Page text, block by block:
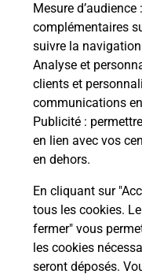
Mesure d’audience
complémentaires
suivre la
Analyse et
clients et
communications
Publicité :
en lien avec vos
en dehors.
En cliquant sur
tous les cookies.
fermer" vous
les cookies
seront déposés.
Comment
l'épreuve
conduire ?
Combien de
l'épreuve
conduire ?
En Savoir